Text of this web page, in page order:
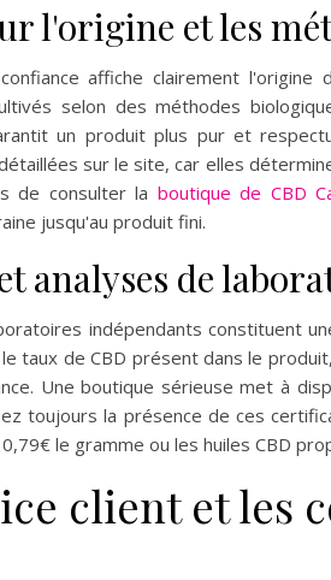
l'origine et les
affiche clairement
selon des méthodes
un produit plus pur et
sur le site, car elles
de consulter la boutique de CBD
jusqu'au produit fini.
analyses de
indépendants constituent
taux de CBD présent dans le
Une boutique sérieuse met à
toujours la présence de ces
le gramme ou les huiles CBD
client et les